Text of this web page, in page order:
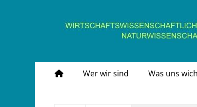
Gymnasium
wirtschaftswissenschaftliches und
Primäres
Zum
Inhalt
Wer wir sind Was uns